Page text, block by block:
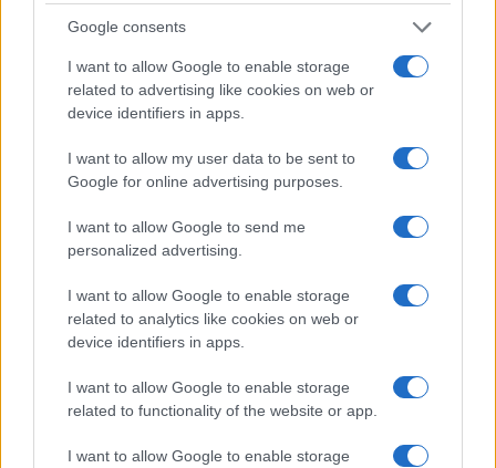
Google consents
I want to allow Google to enable storage
related to advertising like cookies on web or
device identifiers in apps.
I want to allow my user data to be sent to
Google for online advertising purposes.
I want to allow Google to send me
personalized advertising.
I want to allow Google to enable storage
related to analytics like cookies on web or
device identifiers in apps.
I want to allow Google to enable storage
related to functionality of the website or app.
I want to allow Google to enable storage
Continua a leggere
BASKET